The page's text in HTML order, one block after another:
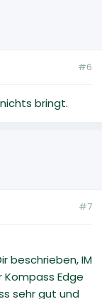
#6
bringt.
#7
beschrieben, IM
Edge
sehr gut und